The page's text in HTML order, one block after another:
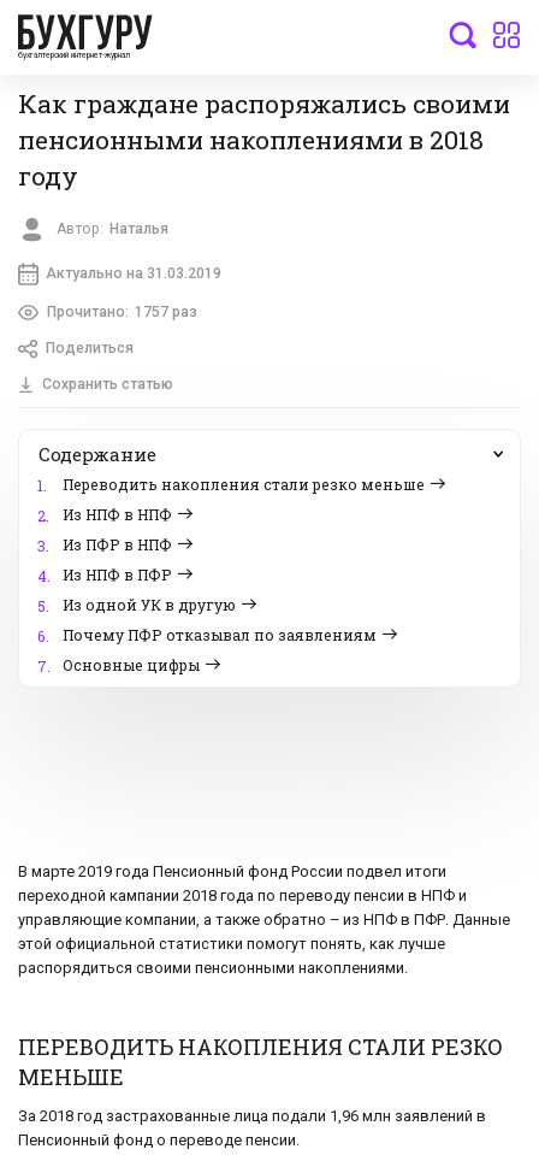
бухгалтерский интернет-журнал
Как граждане распоряжались своими
пенсионными накоплениями в 2018
году
Автор: Наталья
Актуально на 31.03.2019
Прочитано: 1757 раз
Поделиться
Сохранить статью
Содержание
1.
Переводить накопления стали резко меньше
2.
Из НПФ в НПФ
3.
Из ПФР в НПФ
4.
Из НПФ в ПФР
5.
Из одной УК в другую
6.
Почему ПФР отказывал по заявлениям
7.
Основные цифры
В марте 2019 года Пенсионный фонд России подвел итоги
переходной кампании 2018 года по переводу пенсии в НПФ и
управляющие компании, а также обратно – из НПФ в ПФР. Данные
этой официальной статистики помогут понять, как лучше
распорядиться своими пенсионными накоплениями.
ПЕРЕВОДИТЬ НАКОПЛЕНИЯ СТАЛИ РЕЗКО
МЕНЬШЕ
За 2018 год застрахованные лица подали 1,96 млн заявлений в
Пенсионный фонд о переводе пенсии.